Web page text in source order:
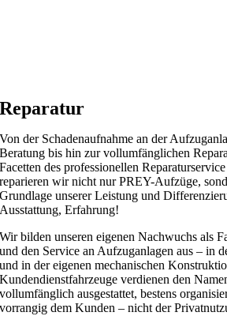
Reparatur
Von der Schadenaufnahme an der
Beratung bis hin zur vollumfänglichen
Facetten des professionellen
reparieren wir nicht nur PREY-Aufzüge,
Grundlage unserer Leistung und
Ausstattung, Erfahrung!
Wir bilden unseren eigenen Nachwuchs als
und den Service an Aufzuganlagen aus – in
und in der eigenen mechanischen
Kundendienstfahrzeuge verdienen den
vollumfänglich ausgestattet, bestens
vorrangig dem Kunden – nicht der